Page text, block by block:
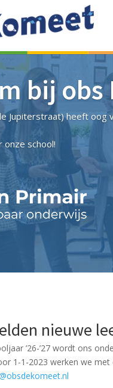
bij obs
Jupiterstraat) heeft oog
school!
nieuwe
’26-’27 wordt ons
1-1-2023 werken we